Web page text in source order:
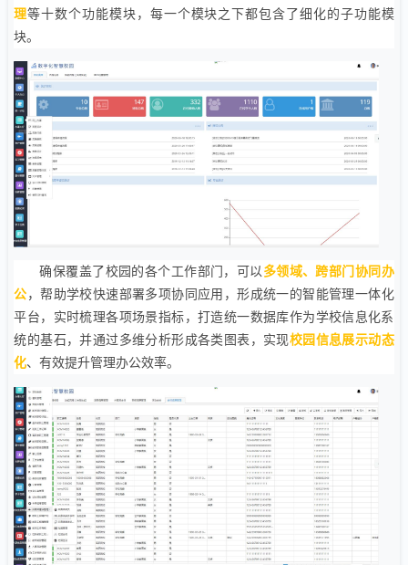
理等十数个功能模块，每一个模块之下都包含了细化的子功能模
块。
确保覆盖了校园的各个工作部门，可以 多领域、跨部门协同办
公 ，帮助学校快速部署多项协同应用，形成统一的智能管理一体化
平台，实时梳理各项场景指标，打造统一数据库作为学校信息化系
统的基石，并通过多维分析形成各类图表，实现校园信息展示动态
化、有效提升管理办公效率。